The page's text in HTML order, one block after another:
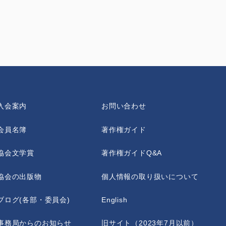
会案内
員名簿
会文学賞
会の出版物
ログ(各部・委員会)
務局からのお知らせ
お問い合わせ
著作権ガイド
著作権ガイドQ&A
個人情報の取り扱いについて
English
旧サイト（2023年7月以前）